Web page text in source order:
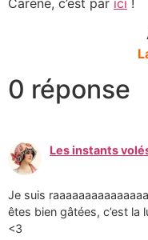
Carène, c’est par ici !
0 réponse
Les instants
Je suis
êtes bien gâtées, c’est la
<3